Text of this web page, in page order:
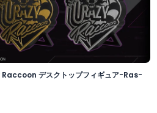
デスクトップフィギュア-Ras-